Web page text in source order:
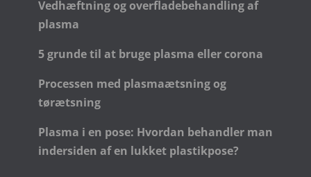
Vedhæftning og overfladebehandling af
plasma
5 grunde til at bruge plasma eller corona
Processen med plasmaætsning og
tørætsning
Plasma i en pose: Hvordan behandler man
indersiden af en lukket plastikpose?